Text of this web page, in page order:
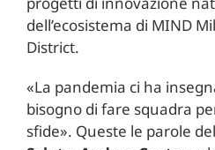
dell’ecosistema di MIND
District.
«La pandemia ci ha
bisogno di fare squadra
sfide». Queste le parole del